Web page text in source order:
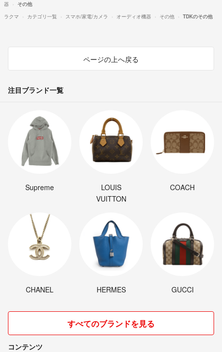
器
その他
ラクマ
カテゴリ一覧 スマホ/家電/カメラ オーディオ機器 その他 TDKのその他
ページの上へ戻る
注目ブランド一覧
Supreme
LOUIS
VUITTON
COACH
CHANEL HERMES GUCCI
すべてのブランドを見る
コンテンツ